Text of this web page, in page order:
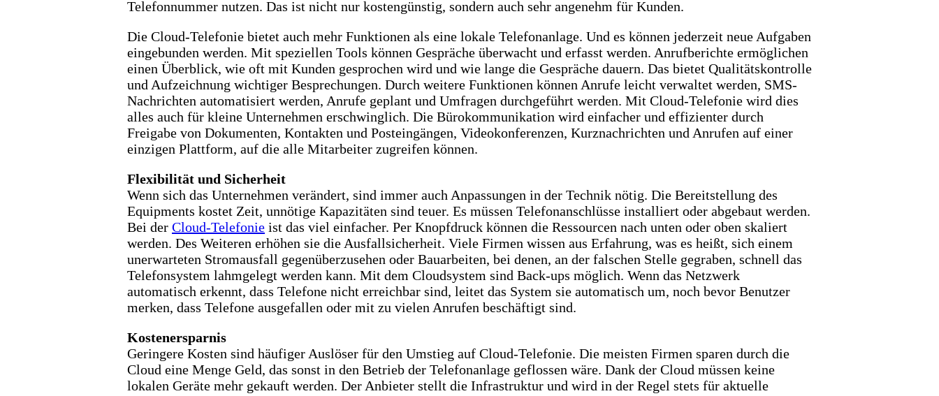
Telefonnummer nutzen. Das ist nicht nur kostengünstig, sondern auch sehr angenehm für Kunden.
Die Cloud-Telefonie bietet auch mehr Funktionen als eine lokale Telefonanlage. Und es können jederzeit neue Aufgaben
eingebunden werden. Mit speziellen Tools können Gespräche überwacht und erfasst werden. Anrufberichte ermöglichen
einen Überblick, wie oft mit Kunden gesprochen wird und wie lange die Gespräche dauern. Das bietet Qualitätskontrolle
und Aufzeichnung wichtiger Besprechungen. Durch weitere Funktionen können Anrufe leicht verwaltet werden, SMS-
Nachrichten automatisiert werden, Anrufe geplant und Umfragen durchgeführt werden. Mit Cloud-Telefonie wird dies
alles auch für kleine Unternehmen erschwinglich. Die Bürokommunikation wird einfacher und effizienter durch
Freigabe von Dokumenten, Kontakten und Posteingängen, Videokonferenzen, Kurznachrichten und Anrufen auf einer
einzigen Plattform, auf die alle Mitarbeiter zugreifen können.
Flexibilität und Sicherheit
Wenn sich das Unternehmen verändert, sind immer auch Anpassungen in der Technik nötig. Die Bereitstellung des
Equipments kostet Zeit, unnötige Kapazitäten sind teuer. Es müssen Telefonanschlüsse installiert oder abgebaut werden.
Bei der Cloud-Telefonie ist das viel einfacher. Per Knopfdruck können die Ressourcen nach unten oder oben skaliert
werden. Des Weiteren erhöhen sie die Ausfallsicherheit. Viele Firmen wissen aus Erfahrung, was es heißt, sich einem
unerwarteten Stromausfall gegenüberzusehen oder Bauarbeiten, bei denen, an der falschen Stelle gegraben, schnell das
Telefonsystem lahmgelegt werden kann. Mit dem Cloudsystem sind Back-ups möglich. Wenn das Netzwerk
automatisch erkennt, dass Telefone nicht erreichbar sind, leitet das System sie automatisch um, noch bevor Benutzer
merken, dass Telefone ausgefallen oder mit zu vielen Anrufen beschäftigt sind.
Kostenersparnis
Geringere Kosten sind häufiger Auslöser für den Umstieg auf Cloud-Telefonie. Die meisten Firmen sparen durch die
Cloud eine Menge Geld, das sonst in den Betrieb der Telefonanlage geflossen wäre. Dank der Cloud müssen keine
lokalen Geräte mehr gekauft werden. Der Anbieter stellt die Infrastruktur und wird in der Regel stets für aktuelle